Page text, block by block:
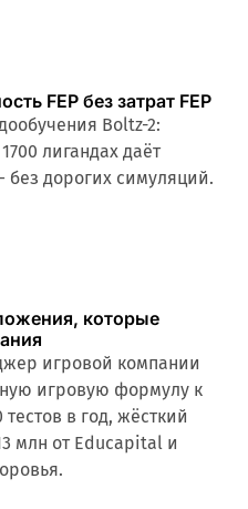
FEP без затрат FEP
Boltz-2:
лигандах даёт
без дорогих симуляций.
которые
игровой компании
игровую формулу к
в год, жёсткий
млн от Educapital и